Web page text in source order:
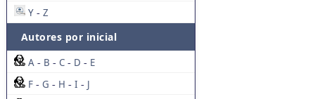
Y - Z
Autores por inicial
A - B - C - D - E
F - G - H - I - J